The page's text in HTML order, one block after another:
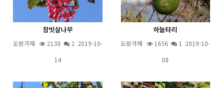
참빗살나무
도랑가재 2138 2 2019-10-
14
하늘타리
도랑가재 1656 1 2019-10-
08